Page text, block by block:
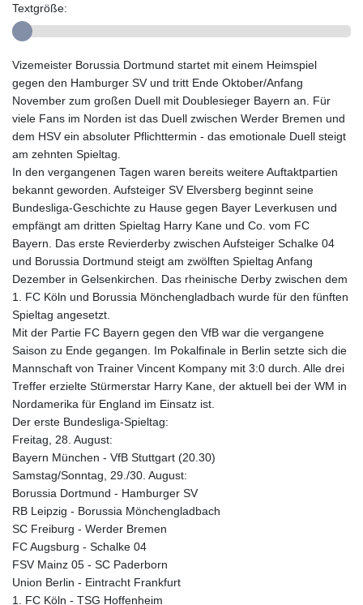
Textgröße:
Vizemeister Borussia Dortmund startet mit einem Heimspiel
gegen den Hamburger SV und tritt Ende Oktober/Anfang
November zum großen Duell mit Doublesieger Bayern an. Für
viele Fans im Norden ist das Duell zwischen Werder Bremen und
dem HSV ein absoluter Pflichttermin - das emotionale Duell steigt
am zehnten Spieltag.
In den vergangenen Tagen waren bereits weitere Auftaktpartien
bekannt geworden. Aufsteiger SV Elversberg beginnt seine
Bundesliga-Geschichte zu Hause gegen Bayer Leverkusen und
empfängt am dritten Spieltag Harry Kane und Co. vom FC
Bayern. Das erste Revierderby zwischen Aufsteiger Schalke 04
und Borussia Dortmund steigt am zwölften Spieltag Anfang
Dezember in Gelsenkirchen. Das rheinische Derby zwischen dem
1. FC Köln und Borussia Mönchengladbach wurde für den fünften
Spieltag angesetzt.
Mit der Partie FC Bayern gegen den VfB war die vergangene
Saison zu Ende gegangen. Im Pokalfinale in Berlin setzte sich die
Mannschaft von Trainer Vincent Kompany mit 3:0 durch. Alle drei
Treffer erzielte Stürmerstar Harry Kane, der aktuell bei der WM in
Nordamerika für England im Einsatz ist.
Der erste Bundesliga-Spieltag:
Freitag, 28. August:
Bayern München - VfB Stuttgart (20.30)
Samstag/Sonntag, 29./30. August:
Borussia Dortmund - Hamburger SV
RB Leipzig - Borussia Mönchengladbach
SC Freiburg - Werder Bremen
FC Augsburg - Schalke 04
FSV Mainz 05 - SC Paderborn
Union Berlin - Eintracht Frankfurt
1. FC Köln - TSG Hoffenheim